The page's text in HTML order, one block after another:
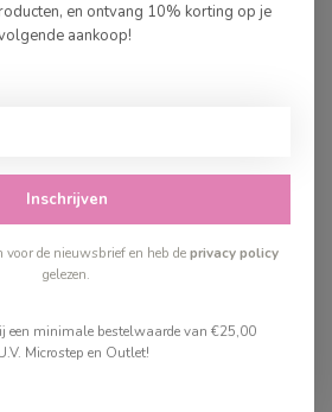
en ontvang 10% korting op je
aankoop!
Inschrijven
de nieuwsbrief en heb deprivacy policy
gelezen.
een minimale bestelwaarde van €25,00
Microstep en Outlet!